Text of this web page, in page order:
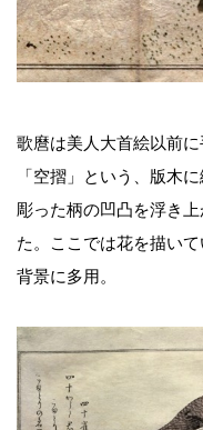
歌麿は美人大首絵以前
「空摺」という、版木
彫った柄の凹凸を浮き
た。ここでは花を描い
背景に多用。